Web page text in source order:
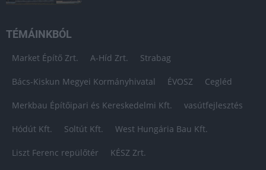
TÉMÁINKBÓL
Market Építő Zrt. A-Híd Zrt. Strabag
Bács-Kiskun Megyei Kormányhivatal ÉVOSZ Cegléd
Merkbau Építőipari és Kereskedelmi Kft. vasútfejlesztés
Hódút Kft. Soltút Kft. West Hungária Bau Kft.
Liszt Ferenc repülőtér KÉSZ Zrt.